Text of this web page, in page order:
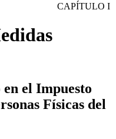
CAPÍTULO I
el Impuesto
Físicas del